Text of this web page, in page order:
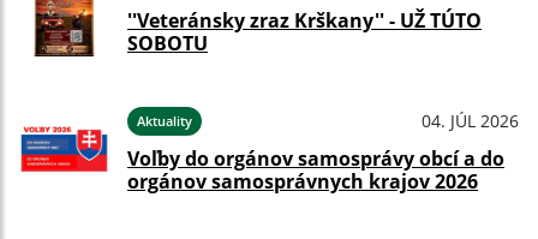
''Veteránsky zraz Krškany'' - UŽ TÚTO
SOBOTU
Aktuality 04. JÚL 2026
Voľby do orgánov samosprávy obcí a do
orgánov samosprávnych krajov 2026